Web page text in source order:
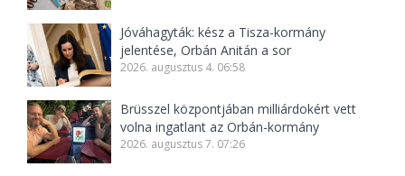
Jóváhagyták: kész a Tisza-kormány
jelentése, Orbán Anitán a sor
2026. augusztus 4. 06:58
Brüsszel központjában milliárdokért vett
volna ingatlant az Orbán-kormány
2026. augusztus 7. 07:26